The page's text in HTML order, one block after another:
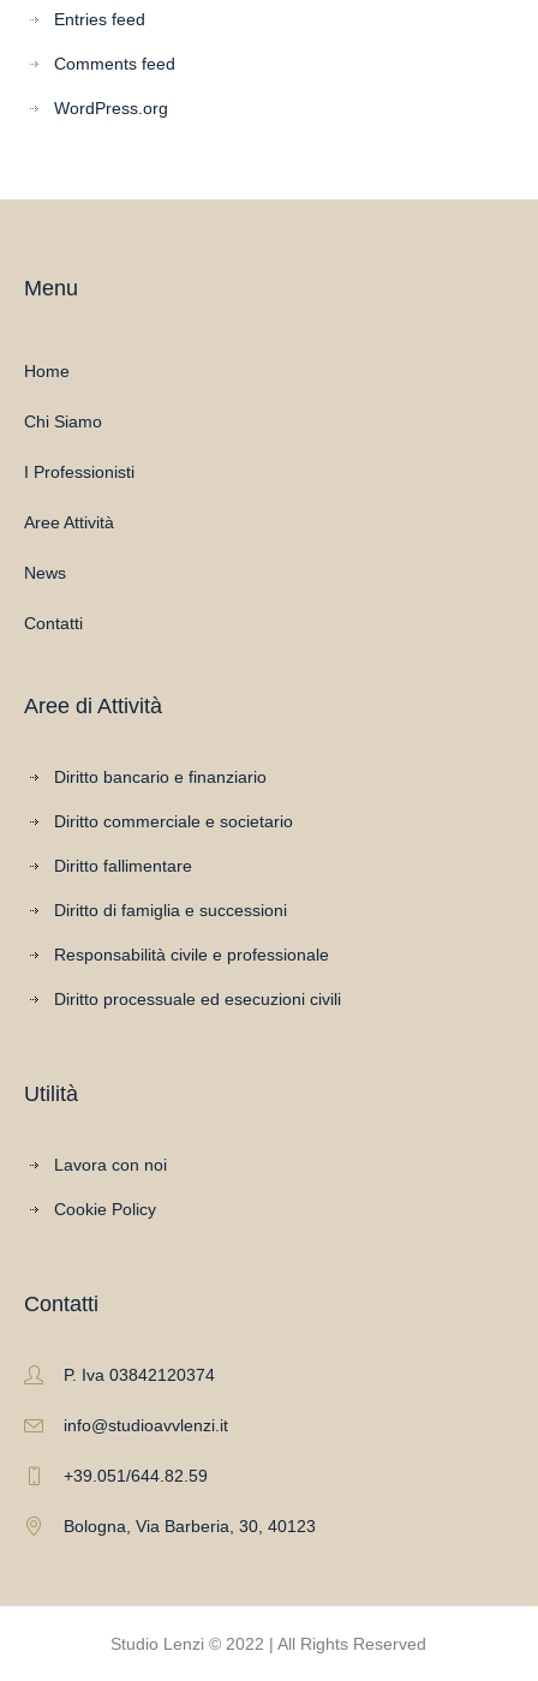
Entries feed
Comments feed
WordPress.org
Menu
Home
Chi Siamo
I Professionisti
Aree Attività
News
Contatti
Aree di Attività
Diritto bancario e finanziario
Diritto commerciale e societario
Diritto fallimentare
Diritto di famiglia e successioni
Responsabilità civile e professionale
Diritto processuale ed esecuzioni civili
Utilità
Lavora con noi
Cookie Policy
Contatti
P. Iva 03842120374
info@studioavvlenzi.it
+39.051/644.82.59
Bologna, Via Barberia, 30, 40123
Studio Lenzi © 2022 | All Rights Reserved